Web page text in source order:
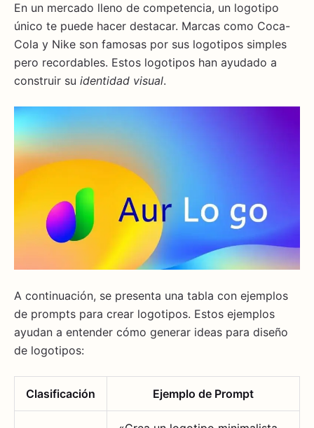
En un mercado lleno de competencia, un logotipo
único te puede hacer destacar. Marcas como Coca-
Cola y Nike son famosas por sus logotipos simples
pero recordables. Estos logotipos han ayudado a
construir su identidad visual.
A continuación, se presenta una tabla con ejemplos
de prompts para crear logotipos. Estos ejemplos
ayudan a entender cómo generar ideas para diseño
de logotipos:
Clasificación Ejemplo de Prompt